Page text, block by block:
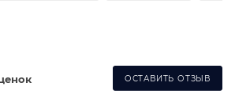
ОСТАВИТЬ ОТЗЫВ